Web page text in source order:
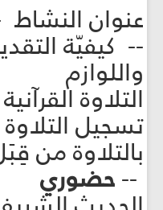
عنوان النشاط
-- كيفيّة
واللوازم
تسجيل التلاوة
بالتلاوة من
--حضوري